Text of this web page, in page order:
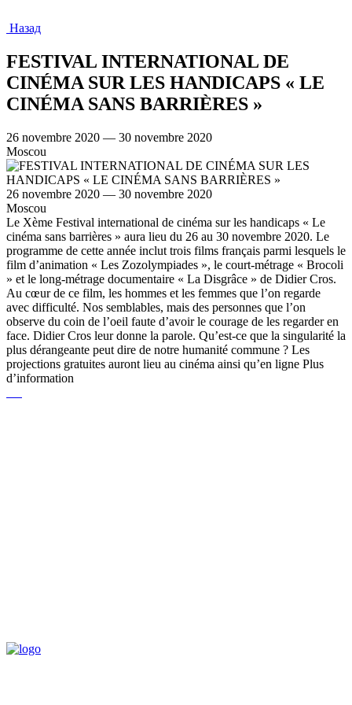
Назад
FESTIVAL INTERNATIONAL DE
CINÉMA SUR LES HANDICAPS « LE
CINÉMA SANS BARRIÈRES »
26 novembre 2020 — 30 novembre 2020
Moscou
26 novembre 2020 — 30 novembre 2020
Moscou
Le Xème Festival international de cinéma sur les handicaps « Le
cinéma sans barrières » aura lieu du 26 au 30 novembre 2020. Le
programme de cette année inclut trois films français parmi lesquels le
film d’animation « Les Zozolympiades », le court-métrage « Brocoli
» et le long-métrage documentaire « La Disgrâce » de Didier Cros.
Au cœur de ce film, les hommes et les femmes que l’on regarde
avec difficulté. Nos semblables, mais des personnes que l’on
observe du coin de l’oeil faute d’avoir le courage de les regarder en
face. Didier Cros leur donne la parole. Qu’est-ce que la singularité la
plus dérangeante peut dire de notre humanité commune ? Les
projections gratuites auront lieu au cinéma ainsi qu’en ligne Plus
d’information